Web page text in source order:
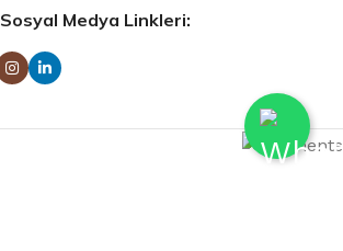
Sosyal Medya Linkleri: